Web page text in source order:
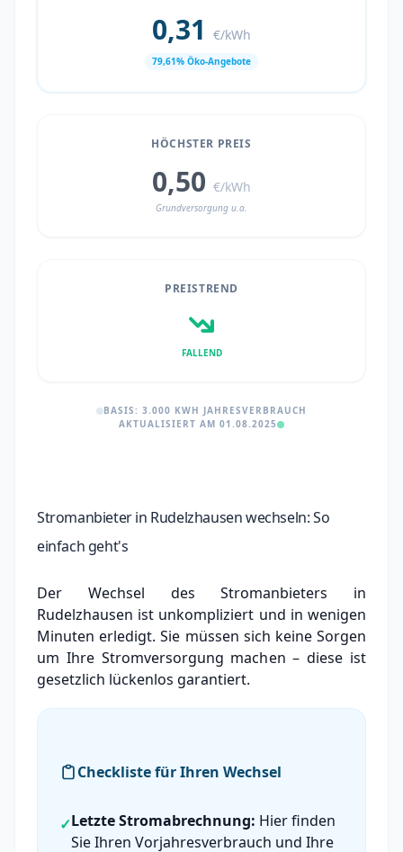
0,31 €/kWh
79,61% Öko-Angebote
HÖCHSTER PREIS
0,50 €/kWh
Grundversorgung u.a.
PREISTREND
FALLEND
BASIS: 3.000 KWH JAHRESVERBRAUCH
AKTUALISIERT AM 01.08.2025
Stromanbieter in Rudelzhausen wechseln: So
einfach geht's
Der Wechsel des Stromanbieters in
Rudelzhausen ist unkompliziert und in wenigen
Minuten erledigt. Sie müssen sich keine Sorgen
um Ihre Stromversorgung machen – diese ist
gesetzlich lückenlos garantiert.
Checkliste für Ihren Wechsel
✓Letzte Stromabrechnung: Hier finden
Sie Ihren Vorjahresverbrauch und Ihre